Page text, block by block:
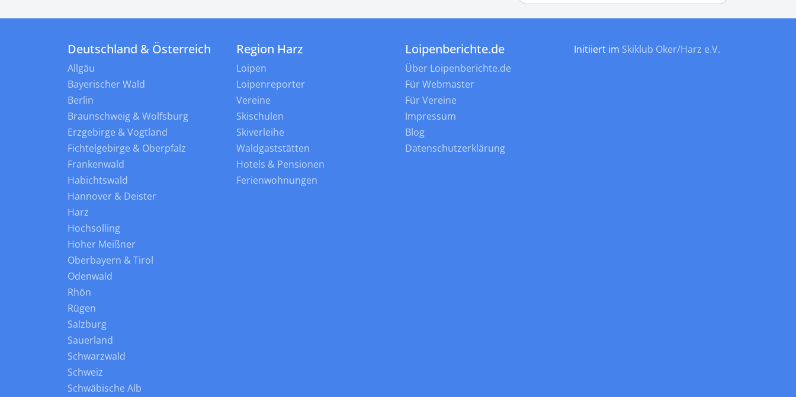
Deutschland & Österreich
Allgäu
Bayerischer Wald
Berlin
Braunschweig & Wolfsburg
Erzgebirge & Vogtland
Fichtelgebirge & Oberpfalz
Frankenwald
Habichtswald
Hannover & Deister
Harz
Hochsolling
Hoher Meißner
Oberbayern & Tirol
Odenwald
Rhön
Rügen
Salzburg
Sauerland
Schwarzwald
Schweiz
Schwäbische Alb
Region Harz
Loipen
Loipenreporter
Vereine
Skischulen
Skiverleihe
Waldgaststätten
Hotels & Pensionen
Ferienwohnungen
Loipenberichte.de
Über Loipenberichte.de
Für Webmaster
Für Vereine
Impressum
Blog
Datenschutzerklärung
Initiiert im Skiklub Oker/Harz e.V.